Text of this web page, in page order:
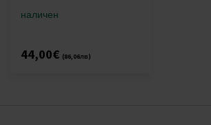
наличен
44,00€ (86,06лв)